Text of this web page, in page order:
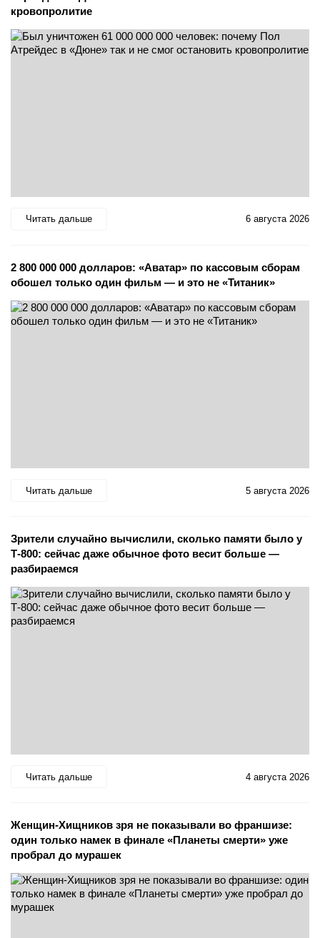
кровопролитие
Читать дальше 6 августа 2026
2 800 000 000 долларов: «Аватар» по кассовым сборам
обошел только один фильм — и это не «Титаник»
Читать дальше 5 августа 2026
Зрители случайно вычислили, сколько памяти было у
Т-800: сейчас даже обычное фото весит больше —
разбираемся
Читать дальше 4 августа 2026
Женщин-Хищников зря не показывали во франшизе:
один только намек в финале «Планеты смерти» уже
пробрал до мурашек